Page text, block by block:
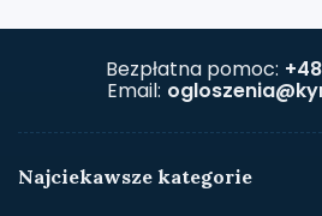
Bezpłatna pomoc:
Email:
Najciekawsze kategorie